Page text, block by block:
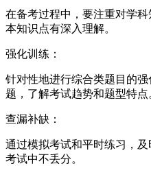
在备考过程中，要注重对学
本知识点有深入理解。
强化训练：
针对性地进行综合类题目的
题，了解考试趋势和题型特点
查漏补缺：
通过模拟考试和平时练习，
考试中不丢分。